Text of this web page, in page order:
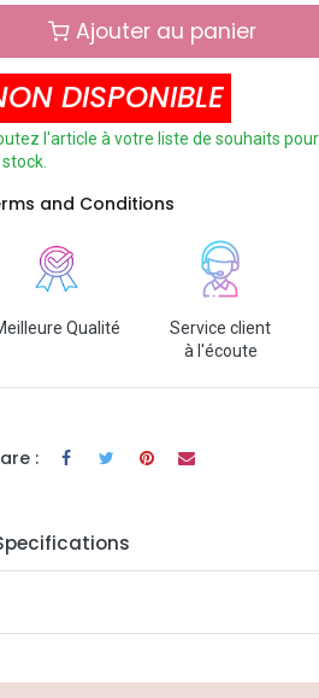
Ajouter au panier
DISPONIBLE
l'article à votre liste de souhaits
and Conditions
Qualité
Service client
à l'écoute
: